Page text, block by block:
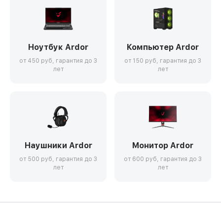
Ноутбук Ardor
от 450 руб, гарантия до 3
лет
Компьютер Ardor
от 150 руб, гарантия до 3
лет
Наушники Ardor
от 500 руб, гарантия до 3
лет
Монитор Ardor
от 600 руб, гарантия до 3
лет